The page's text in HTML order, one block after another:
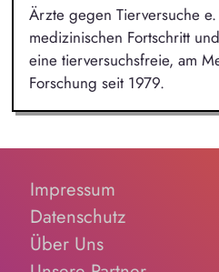
Ärzte gegen Tierversuche
medizinischen Fortschritt
eine tierversuchsfreie, am
Forschung seit 1979.
Impressum
Datenschutz
Über Uns